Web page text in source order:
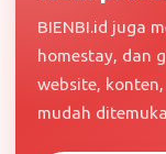
BIENBI.id juga
homestay, dan
website,
mudah